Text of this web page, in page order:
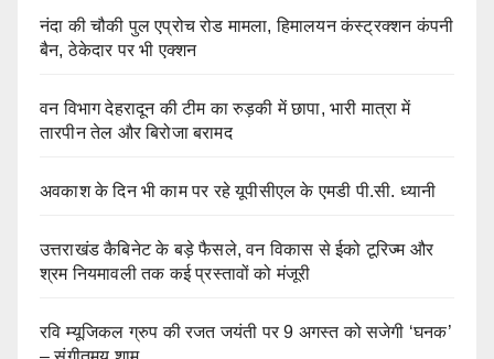
नंदा की चौकी पुल एप्रोच रोड मामला, हिमालयन कंस्ट्रक्शन कंपनी
बैन, ठेकेदार पर भी एक्शन
वन विभाग देहरादून की टीम का रुड़की में छापा, भारी मात्रा में
तारपीन तेल और बिरोजा बरामद
अवकाश के दिन भी काम पर रहे यूपीसीएल के एमडी पी.सी. ध्यानी
उत्तराखंड कैबिनेट के बड़े फैसले, वन विकास से ईको टूरिज्म और
श्रम नियमावली तक कई प्रस्तावों को मंजूरी
रवि म्यूजिकल ग्रुप की रजत जयंती पर 9 अगस्त को सजेगी ‘घनक’